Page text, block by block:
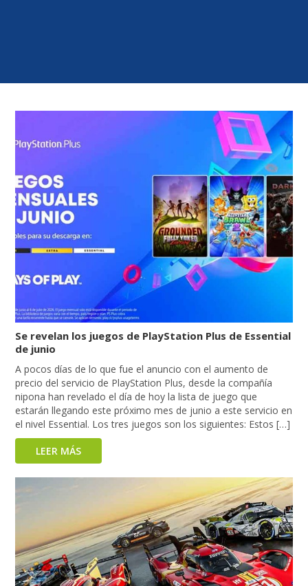
Se revelan los juegos de PlayStation Plus de Essential
de junio
A pocos días de lo que fue el anuncio con el aumento de
precio del servicio de PlayStation Plus, desde la compañía
nipona han revelado el día de hoy la lista de juego que
estarán llegando este próximo mes de junio a este servicio en
el nivel Essential. Los tres juegos son los siguientes: Estos […]
LEER MÁS